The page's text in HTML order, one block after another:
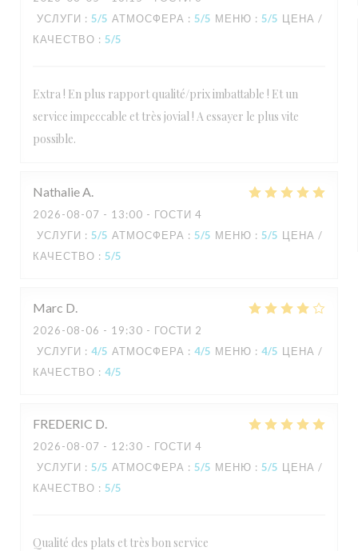
УСЛУГИ : 5/5 АТМОСФЕРА : 5/5 МЕНЮ : 5/5 ЦЕНА /
КАЧЕСТВО : 5/5
Extra ! En plus rapport qualité/prix imbattable ! Et un
service impeccable et très jovial ! A essayer le plus vite
possible.
NathalieA
2026-08-07 - 13:00 - ГОСТИ 4
УСЛУГИ : 5/5 АТМОСФЕРА : 5/5 МЕНЮ : 5/5 ЦЕНА /
КАЧЕСТВО : 5/5
Marc D
2026-08-06 - 19:30 - ГОСТИ 2
УСЛУГИ : 4/5 АТМОСФЕРА : 4/5 МЕНЮ : 4/5 ЦЕНА /
КАЧЕСТВО : 4/5
FREDERIC D
2026-08-07 - 12:30 - ГОСТИ 4
УСЛУГИ : 5/5 АТМОСФЕРА : 5/5 МЕНЮ : 5/5 ЦЕНА /
КАЧЕСТВО : 5/5
Qualité des plats et très bon service